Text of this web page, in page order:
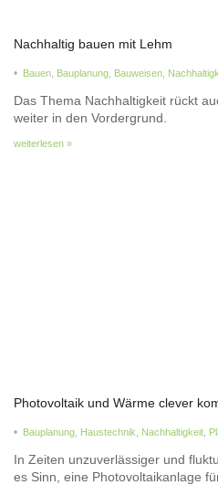
Nachhaltig bauen mit Lehm
• Bauen Bauplanung Bauweisen
Das Thema Nachhaltigkeit rückt
weiter in den Vordergrund.
weiterlesen »
Photovoltaik und Wärme clever
• Bauplanung Haustechnik Nachhaltigkeit
In Zeiten unzuverlässiger und
es Sinn, eine Photovoltaikanlage